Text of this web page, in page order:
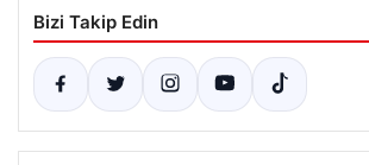
Bizi Takip Edin